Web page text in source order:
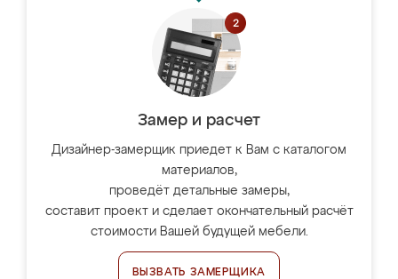
Замер и расчет
Дизайнер-замерщик приедет к Вам с каталогом
материалов,
проведёт детальные замеры,
составит проект и сделает окончательный расчёт
стоимости Вашей будущей мебели.
ВЫЗВАТЬ ЗАМЕРЩИКА